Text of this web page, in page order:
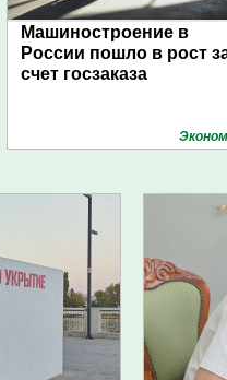
Машиностроение в
России пошло в рост
счет госзаказа